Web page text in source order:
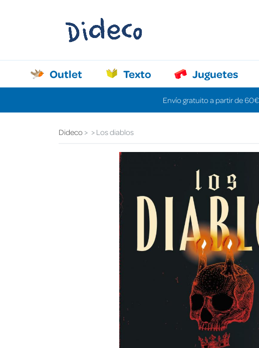
Outlet Texto Juguetes
Envío gratuito a partir de
Dideco Los diablos